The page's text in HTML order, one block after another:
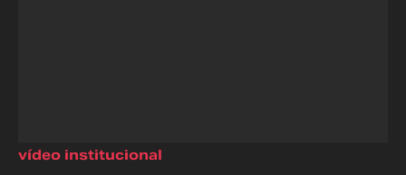
vídeo institucional